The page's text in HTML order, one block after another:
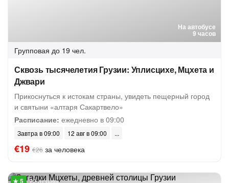
На автобусе
9 часов
Групповая до 19 чел.
Сквозь тысячелетия Грузии: Уплисцихе, Мцхета и
Джвари
Прикоснуться к истокам страны, увидеть пещерный город
и святыни «алтаря Сакартвело»
Расписание: ежедневно в 09:00
Завтра в 09:00 12 авг в 09:00
€19 €26 за человека
72 отзыва